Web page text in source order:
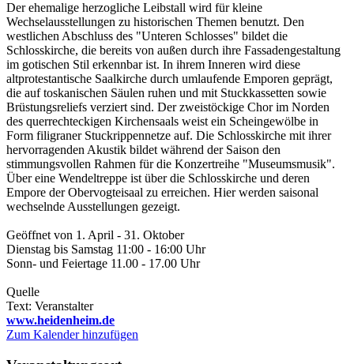
Der ehemalige herzogliche Leibstall wird für kleine
Wechselausstellungen zu historischen Themen benutzt. Den
westlichen Abschluss des "Unteren Schlosses" bildet die
Schlosskirche, die bereits von außen durch ihre Fassadengestaltung
im gotischen Stil erkennbar ist. In ihrem Inneren wird diese
altprotestantische Saalkirche durch umlaufende Emporen geprägt,
die auf toskanischen Säulen ruhen und mit Stuckkassetten sowie
Brüstungsreliefs verziert sind. Der zweistöckige Chor im Norden
des querrechteckigen Kirchensaals weist ein Scheingewölbe in
Form filigraner Stuckrippennetze auf. Die Schlosskirche mit ihrer
hervorragenden Akustik bildet während der Saison den
stimmungsvollen Rahmen für die Konzertreihe "Museumsmusik".
Über eine Wendeltreppe ist über die Schlosskirche und deren
Empore der Obervogteisaal zu erreichen. Hier werden saisonal
wechselnde Ausstellungen gezeigt.
Geöffnet von 1. April - 31. Oktober
Dienstag bis Samstag 11:00 - 16:00 Uhr
Sonn- und Feiertage 11.00 - 17.00 Uhr
Quelle
Text: Veranstalter
www.heidenheim.de
Zum Kalender hinzufügen